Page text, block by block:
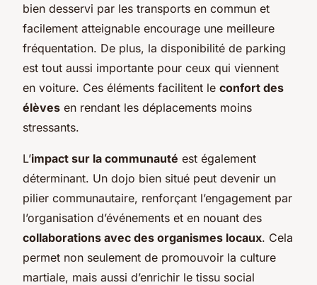
bien desservi par les transports en commun et
facilement atteignable encourage une meilleure
fréquentation. De plus, la disponibilité de parking
est tout aussi importante pour ceux qui viennent
en voiture. Ces éléments facilitent le confort des
élèves en rendant les déplacements moins
stressants.
L’impact sur la communauté est également
déterminant. Un dojo bien situé peut devenir un
pilier communautaire, renforçant l’engagement par
l’organisation d’événements et en nouant des
collaborations avec des organismes locaux. Cela
permet non seulement de promouvoir la culture
martiale, mais aussi d’enrichir le tissu social